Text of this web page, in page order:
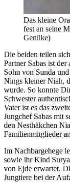
Das kleine
fest an seine
Genilke)
Die beiden teilen
Partner Sabas ist
Sohn von Sunda
Nings kleiner Niah,
wurde. So konnte
Schwester
Vater ist es das
Jungchef Sabas mit
den Nesthäkchen
Familienmitglieder
Im Nachbargehege
sowie ihr Kind
von Ejde erwartet.
Jungtiere bei der